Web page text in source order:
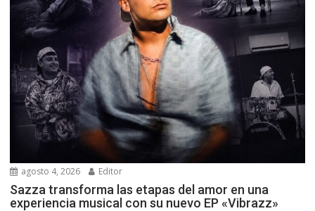
agosto 4, 2026 Editor
Sazza transforma las etapas del amor en una
experiencia musical con su nuevo EP «Vibrazz»